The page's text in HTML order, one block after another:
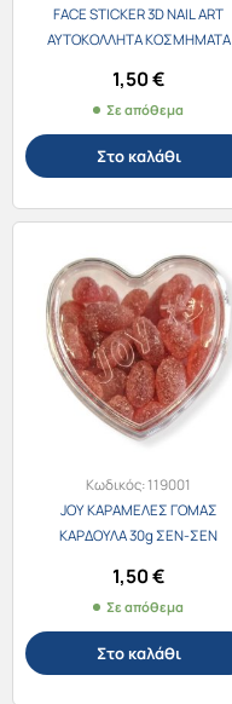
FACE STICKER 3D NAIL ART
ΑΥΤΟΚΟΛΛΗΤΑ ΚΟΣΜΗΜΑΤΑ
ΠΟΛΥΧΡΩΜΑ
1,50€
Σε απόθεμα
Στο καλάθι
Κωδικός:119001
JOY ΚΑΡΑΜΕΛΕΣ ΓΟΜΑΣ
ΚΑΡΔΟΥΛΑ 30g ΣΕΝ-ΣΕΝ
1,50€
Σε απόθεμα
Στο καλάθι